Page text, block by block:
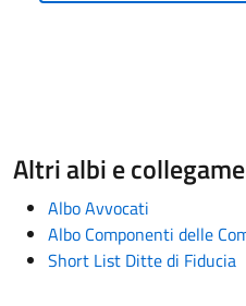
Altri albi e
Albo Avvocati
Albo Componenti delle
Short List Ditte di Fiducia